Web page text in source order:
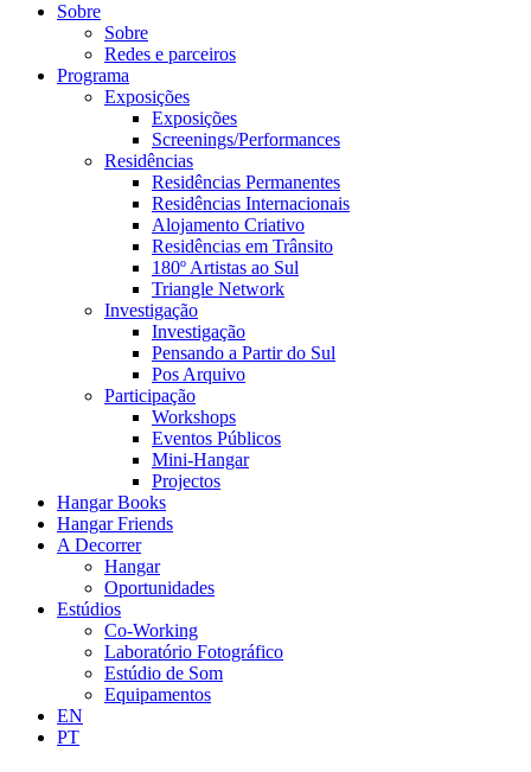
Sobre
Sobre
Redes e parceiros
Programa
Exposições
Exposições
Screenings/Performances
Residências
Residências Permanentes
Residências Internacionais
Alojamento Criativo
Residências em Trânsito
180º Artistas ao Sul
Triangle Network
Investigação
Investigação
Pensando a Partir do Sul
Pos Arquivo
Participação
Workshops
Eventos Públicos
Mini-Hangar
Projectos
Hangar Books
Hangar Friends
A Decorrer
Hangar
Oportunidades
Estúdios
Co-Working
Laboratório Fotográfico
Estúdio de Som
Equipamentos
EN
PT